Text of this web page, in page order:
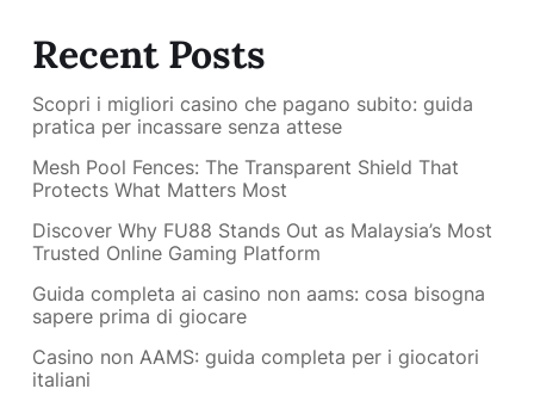
Recent Posts
Scopri i migliori casino che pagano subito: guida
pratica per incassare senza attese
Mesh Pool Fences: The Transparent Shield That
Protects What Matters Most
Discover Why FU88 Stands Out as Malaysia’s Most
Trusted Online Gaming Platform
Guida completa ai casino non aams: cosa bisogna
sapere prima di giocare
Casino non AAMS: guida completa per i giocatori
italiani